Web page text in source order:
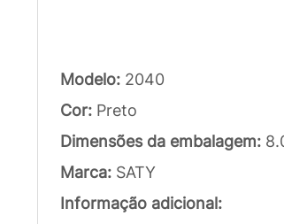
Modelo: 2040
Cor: Preto
Dimensões da embalagem:
Marca: SATY
Informação adicional: